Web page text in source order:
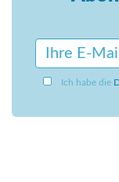
Ich habe die